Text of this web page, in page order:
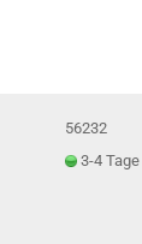
56232
3-4 Tage